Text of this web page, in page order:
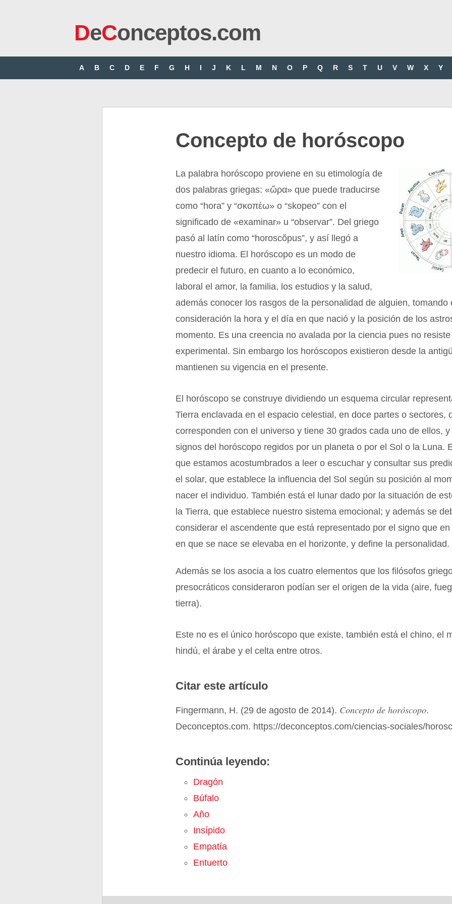
DeConceptos.com
A B C D E F G H I J K L M N O P Q R S T U V W X Y
Concepto de horóscopo
La palabra horóscopo proviene en su etimología de
dos palabras griegas: «ὥρα» que puede traducirse
como “hora” y “σκοπέω» o “skopeo” con el
significado de «examinar» u “observar”. Del griego
pasó al latín como “horoscŏpus”, y así llegó a
nuestro idioma. El horóscopo es un modo de
predecir el futuro, en cuanto a lo económico,
laboral el amor, la familia, los estudios y la salud,
además conocer los rasgos de la personalidad de alguien, tomando
consideración la hora y el día en que nació y la posición de los
momento. Es una creencia no avalada por la ciencia pues no
experimental. Sin embargo los horóscopos existieron desde la
mantienen su vigencia en el presente.
El horóscopo se construye dividiendo un esquema circular
Tierra enclavada en el espacio celestial, en doce partes o sectores,
corresponden con el universo y tiene 30 grados cada uno de ellos,
signos del horóscopo regidos por un planeta o por el Sol o la Luna.
que estamos acostumbrados a leer o escuchar y consultar sus
el solar, que establece la influencia del Sol según su posición al
nacer el individuo. También está el lunar dado por la situación de
la Tierra, que establece nuestro sistema emocional; y además se
considerar el ascendente que está representado por el signo que
en que se nace se elevaba en el horizonte, y define la personalidad.
Además se los asocia a los cuatro elementos que los filósofos
presocráticos consideraron podían ser el origen de la vida (aire,
tierra).
Este no es el único horóscopo que existe, también está el chino, el
hindú, el árabe y el celta entre otros.
Citar este artículo
Fingermann, H. (29 de agosto de 2014). Concepto de horóscopo.
Deconceptos.com. https://deconceptos.com/ciencias-sociales/
Continúa leyendo:
Dragón
Búfalo
Año
Insípido
Empatía
Entuerto